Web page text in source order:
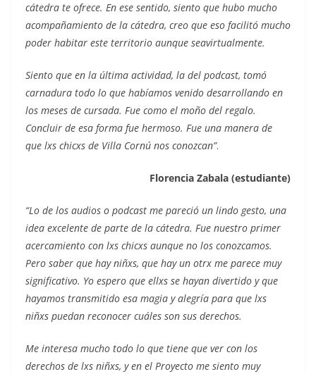
cátedra te ofrece. En ese sentido, siento que hubo mucho
acompañamiento de la cátedra, creo que eso facilitó mucho
poder habitar este territorio aunque seavirtualmente.
Siento que en la última actividad, la del podcast, tomó
carnadura todo lo que habíamos venido desarrollando en
los meses de cursada. Fue como el moño del regalo.
Concluir de esa forma fue hermoso. Fue una manera de
que lxs chicxs de Villa Cornú nos conozcan”.
Florencia Zabala (estudiante)
“Lo de los audios o podcast me pareció un lindo gesto, una
idea excelente de parte de la cátedra. Fue nuestro primer
acercamiento con lxs chicxs aunque no los conozcamos.
Pero saber que hay niñxs, que hay un otrx me parece muy
significativo. Yo espero que ellxs se hayan divertido y que
hayamos transmitido esa magia y alegría para que lxs
niñxs puedan reconocer cuáles son sus derechos.
Me interesa mucho todo lo que tiene que ver con los
derechos de lxs niñxs, y en el Proyecto me siento muy